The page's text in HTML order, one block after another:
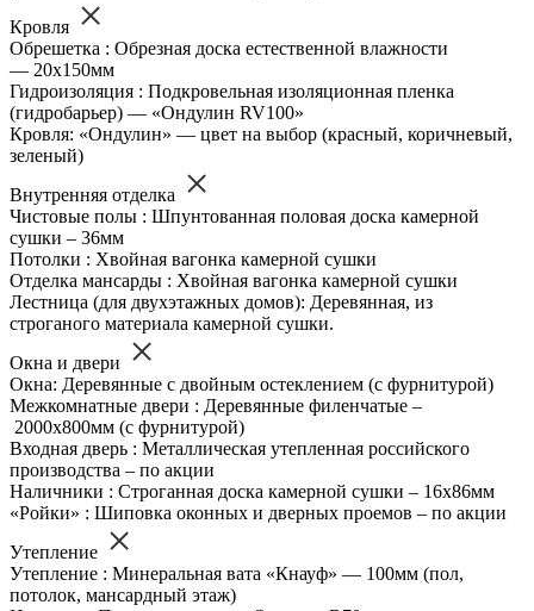
Кровля
Обрешетка : Обрезная доска естественной влажности
— 20х150мм
Гидроизоляция : Подкровельная изоляционная пленка
(гидробарьер) — «Ондулин RV100»
Кровля: «Ондулин» — цвет на выбор (красный, коричневый,
зеленый)
Внутренняя отделка
Чистовые полы : Шпунтованная половая доска камерной
сушки – 36мм
Потолки : Хвойная вагонка камерной сушки
Отделка мансарды : Хвойная вагонка камерной сушки
Лестница (для двухэтажных домов): Деревянная, из
строганого материала камерной сушки.
Окна и двери
Окна: Деревянные с двойным остеклением (с фурнитурой)
Межкомнатные двери : Деревянные филенчатые –
2000х800мм (с фурнитурой)
Входная дверь : Металлическая утепленная российского
производства – по акции
Наличники : Строганная доска камерной сушки – 16х86мм
«Ройки» : Шиповка оконных и дверных проемов – по акции
Утепление
Утепление : Минеральная вата «Кнауф» — 100мм (пол,
потолок, мансардный этаж)